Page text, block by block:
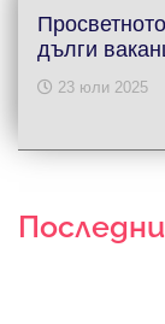
дълги
23 юли 2025